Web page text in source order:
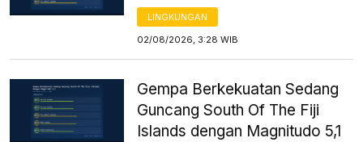
LINGKUNGAN
02/08/2026, 3:28 WIB
Gempa Berkekuatan Sedang
Guncang South Of The Fiji
Islands dengan Magnitudo 5,1